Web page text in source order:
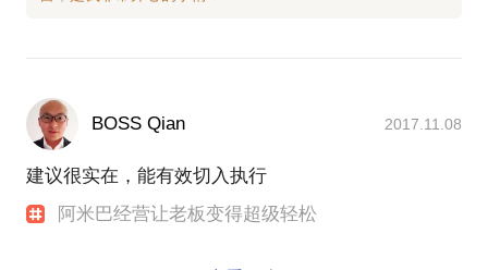
BOSS Qian 2017.11.08
建议很实在，能有效切入执行
阿米巴经营让老板变得超级轻松